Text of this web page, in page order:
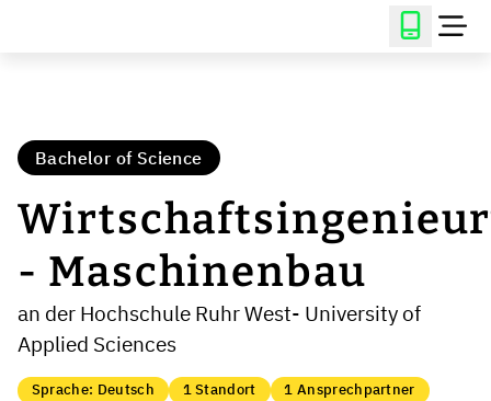
Bachelor of Science
- Maschinenbau
an der Hochschule Ruhr West- University of
Applied Sciences
Sprache: Deutsch 1 Standort 1 Ansprechpartner